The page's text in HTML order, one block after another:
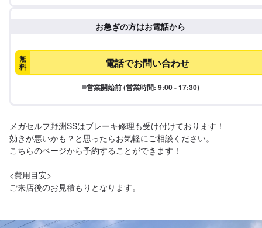
お急ぎの方はお電話から
無
料 電話でお問い合わせ
営業開始前 (営業時間: 9:00 - 17:30)
メガセルフ野洲SSはブレーキ修理も受け付けております！
効きが悪いかも？と思ったらお気軽にご相談ください。
こちらのページから予約することができます！
<費用目安>
ご来店後のお見積もりとなります。